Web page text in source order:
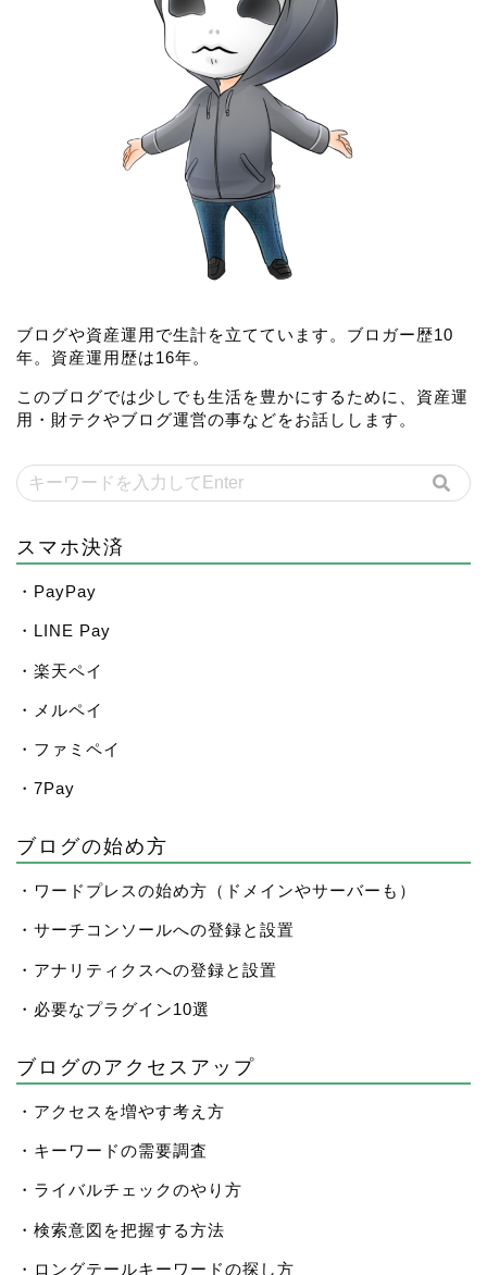
ブログや資産運用で生計を立てています。ブロガー歴10
年。資産運用歴は16年。
このブログでは少しでも生活を豊かにするために、資産運
用・財テクやブログ運営の事などをお話しします。
スマホ決済
・PayPay
・LINE Pay
・楽天ペイ
・メルペイ
・ファミペイ
・7Pay
ブログの始め方
・ワードプレスの始め方（ドメインやサーバーも）
・サーチコンソールへの登録と設置
・アナリティクスへの登録と設置
・必要なプラグイン10選
ブログのアクセスアップ
・アクセスを増やす考え方
・キーワードの需要調査
・ライバルチェックのやり方
・検索意図を把握する方法
・ロングテールキーワードの探し方